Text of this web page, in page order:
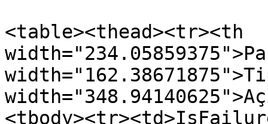
<table><thead><tr><th